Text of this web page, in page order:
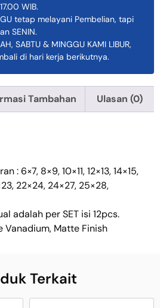
WIB.
tetap melayani Pembelian, tapi
SENIN.
SABTU & MINGGU KAMI LIBUR,
di hari kerja berikutnya.
Tambahan Ulasan (0)
: 6×7, 8×9, 10×11, 12×13, 14×15,
22×24, 24×27, 25×28,
adalah per SET isi 12pcs.
Vanadium, Matte Finish
Terkait